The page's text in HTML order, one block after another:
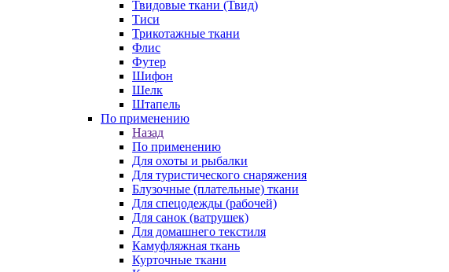
Твидовые ткани (Твид)
Тиси
Трикотажные ткани
Флис
Футер
Шифон
Шелк
Штапель
По применению
Назад
По применению
Для охоты и рыбалки
Для туристического снаряжения
Блузочные (плательные) ткани
Для спецодежды (рабочей)
Для санок (ватрушек)
Для домашнего текстиля
Камуфляжная ткань
Курточные ткани